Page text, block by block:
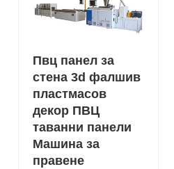
Пвц панел за
стена 3d фалшив
пластмасов
декор ПВЦ
таванни панели
Машина за
правене